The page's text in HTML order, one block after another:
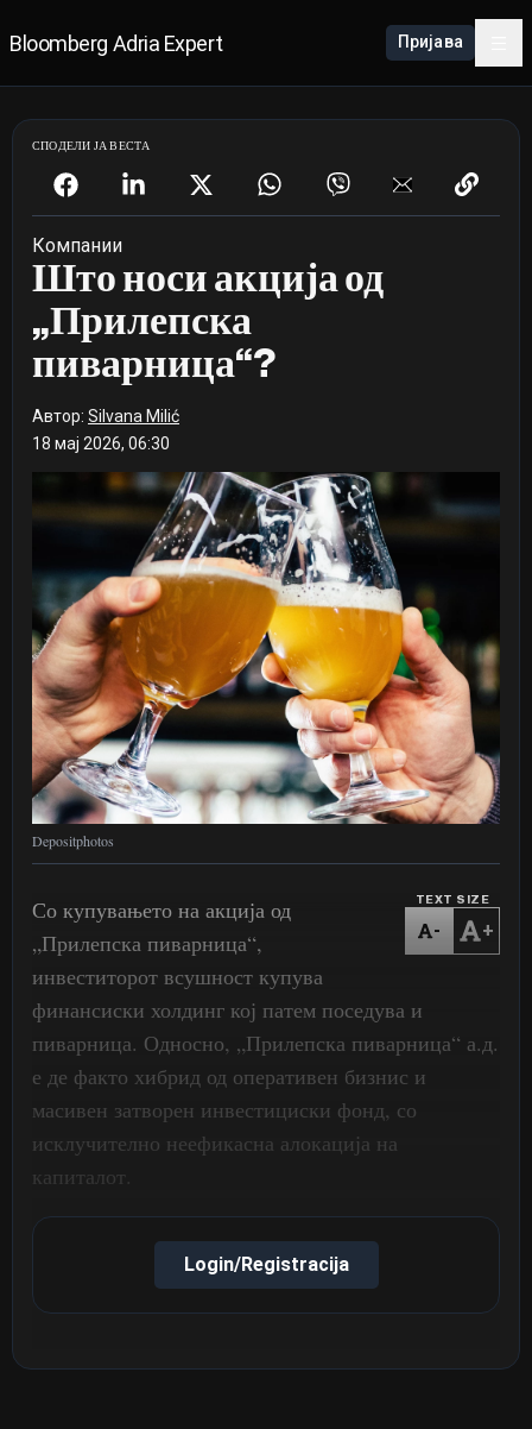
Bloomberg Adria Expert Пријава
СПОДЕЛИ ЈА ВЕСТА
Компании
Што носи акција од
„Прилепска
пиварница“?
Автор: Silvana Milić
18 мај 2026, 06:30
Depositphotos
TEXT SIZE
- +
Со купувањето на акција од
„Прилепска пиварница“,
инвеститорот всушност купува
финансиски холдинг кој патем поседува и
пиварница. Односно, „Прилепска пиварница“ а.д.
е де факто хибрид од оперативен бизнис и
масивен затворен инвестициски фонд, со
исклучително неефикасна алокација на
капиталот.
Login/Registracija